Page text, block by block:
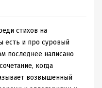
Главное что
сработало. Главное
или в людном
А как еще
назад
—
стихов на
есть и про суровый
последнее написано
когда
возвышенный